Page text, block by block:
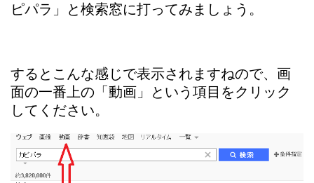
ピパラ」と検索窓に打ってみましょう。
するとこんな感じで表示されますねので、画
面の一番上の「動画」という項目をクリック
してください。